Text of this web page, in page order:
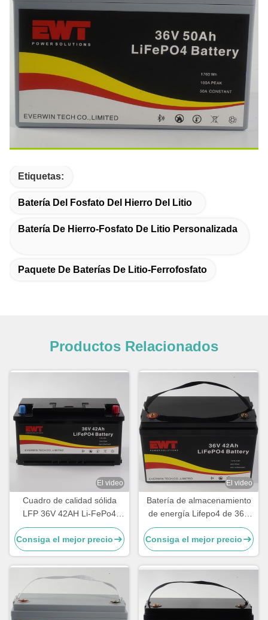
Etiquetas:
Batería Del Fosfato Del Hierro Del Litio
Batería De Hierro-Fosfato De Litio Personalizada
Paquete De Baterías De Litio-Ferrofosfato
Productos Relacionados
El video
Cuadro de calidad sólida
LFP 36V 42AH Li-FePo4
Batería para equipos de
embarcaciones eléctricas
Consiga el mejor precio
El video
Batería de almacenamiento
de energía Lifepo4 de 36V
42Ah para reemplazo de
ácido de plomo con vida útil
de ciclo largo
Consiga el mejor precio